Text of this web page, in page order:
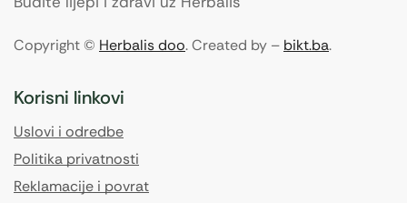
Copyright © Herbalis doo. Created by – bikt.ba.
Korisni linkovi
Uslovi i odredbe
Politika privatnosti
Reklamacije i povrat